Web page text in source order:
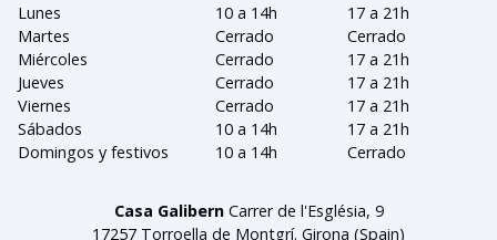
Lunes
10 a 14h
17 a 21h
Martes
Cerrado
Cerrado
Miércoles
Cerrado
17 a 21h
Jueves
Cerrado
17 a 21h
Viernes
Cerrado
17 a 21h
Sábados
10 a 14h
17 a 21h
Domingos y festivos
10 a 14h Cerrado
Casa GalibernCarrer de l'Església, 9
17257 Torroella de Montgrí. Girona (Spain)